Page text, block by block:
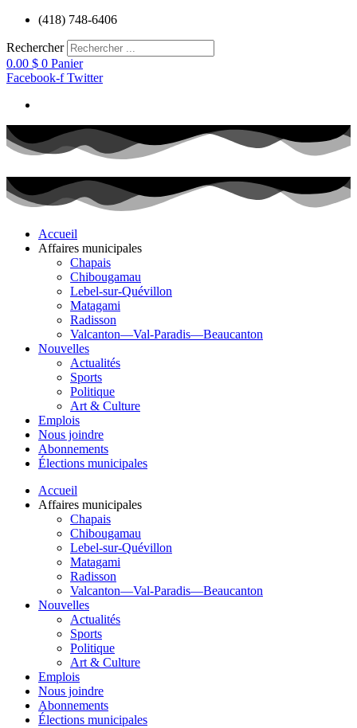
Aller
contenu
(418) 748-6406
Rechercher
0.00 $ 0 Panier
Facebook-f Twitter
Accueil
Affaires municipales
Chapais
Chibougamau
Lebel-sur-Quévillon
Matagami
Radisson
Valcanton—Val-Paradis—Beaucanton
Nouvelles
Actualités
Sports
Politique
Art & Culture
Emplois
Nous joindre
Abonnements
Élections municipales
Accueil
Affaires municipales
Chapais
Chibougamau
Lebel-sur-Quévillon
Matagami
Radisson
Valcanton—Val-Paradis—Beaucanton
Nouvelles
Actualités
Sports
Politique
Art & Culture
Emplois
Nous joindre
Abonnements
Élections municipales